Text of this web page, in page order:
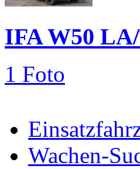
IFA W50
1 Foto
Wachen-